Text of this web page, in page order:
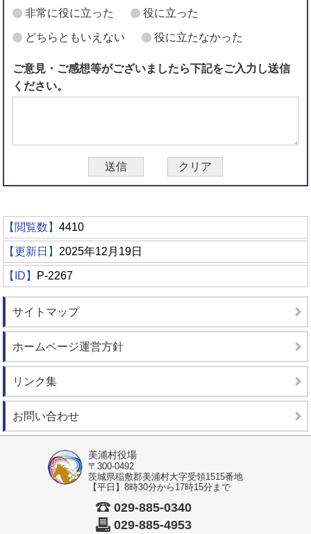
非常に役に立った
役に立った
どちらともいえない 役に立たなかった
ご意見・ご感想等がございましたら下記をご入力し送信
ください。
【閲覧数】4410
【更新日】 2025年12月19日
【ID】 P-2267
サイトマップ
ホームページ運営方針
リンク集
お問い合わせ
美浦村役場
〒300-0492
茨城県稲敷郡美浦村大字受領1515番地
【平日】8時30分から17時15分まで
029-885-0340
029-885-4953